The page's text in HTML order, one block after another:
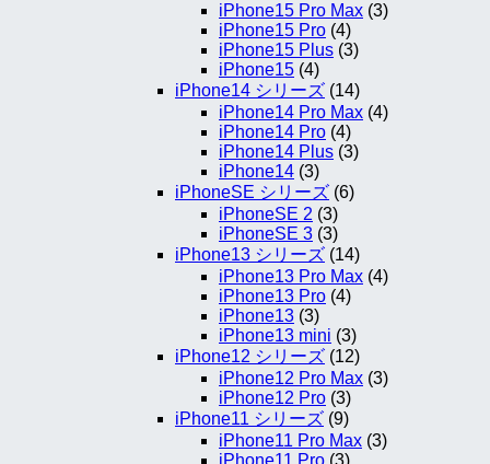
iPhone15 Pro Max (3)
iPhone15 Pro (4)
iPhone15 Plus (3)
iPhone15 (4)
iPhone14 シリーズ (14)
iPhone14 Pro Max (4)
iPhone14 Pro (4)
iPhone14 Plus (3)
iPhone14 (3)
iPhoneSE シリーズ (6)
iPhoneSE 2 (3)
iPhoneSE 3 (3)
iPhone13 シリーズ (14)
iPhone13 Pro Max (4)
iPhone13 Pro (4)
iPhone13 (3)
iPhone13 mini (3)
iPhone12 シリーズ (12)
iPhone12 Pro Max (3)
iPhone12 Pro (3)
iPhone11 シリーズ (9)
iPhone11 Pro Max (3)